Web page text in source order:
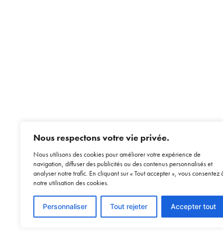
Nous respectons votre vie privée.
Nous utilisons des cookies pour améliorer votre expérience de
navigation, diffuser des publicités ou des contenus personnalisés et
analyser notre trafic. En cliquant sur « Tout accepter », vous consentez
notre utilisation des cookies.
Personnaliser Tout rejeter Accepter tout